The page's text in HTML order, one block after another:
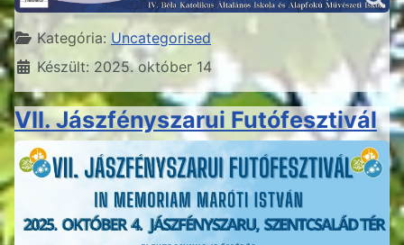
Részletek
Kategória: Uncategorised
Készült: 2025. október 14
VII. Jászfényszarui Futófesztivál